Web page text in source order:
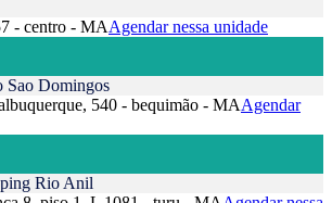
- centro - MAAgendar nessa unidade
Sao Domingos
540 - bequimão - MAAgendar
Rio Anil